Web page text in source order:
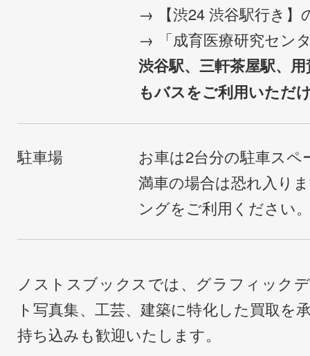
→ 【渋24 渋谷駅行き】
→ 「成育医療研究セン
渋谷駅、三軒茶屋駅、
もバスをご利用いただ
駐車場
お車は2台分の駐車ス
満車の場合は恐れ入り
ングをご利用ください
ノストスブックスでは、グラフィック
ト写真集、工芸、建築に特化した買取を
持ち込みも歓迎いたします。